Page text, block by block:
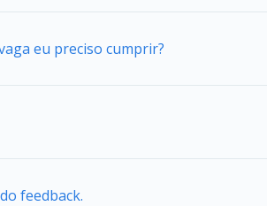
eu preciso cumprir?
feedback.